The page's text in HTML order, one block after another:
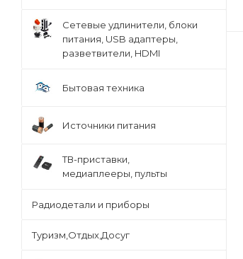
Сетевые удлинители, блоки
питания, USB адаптеры,
разветвители, HDMI
Бытовая техника
Источники питания
ТВ-приставки,
медиаплееры, пульты
Радиодетали и приборы
Туризм,Отдых,Досуг